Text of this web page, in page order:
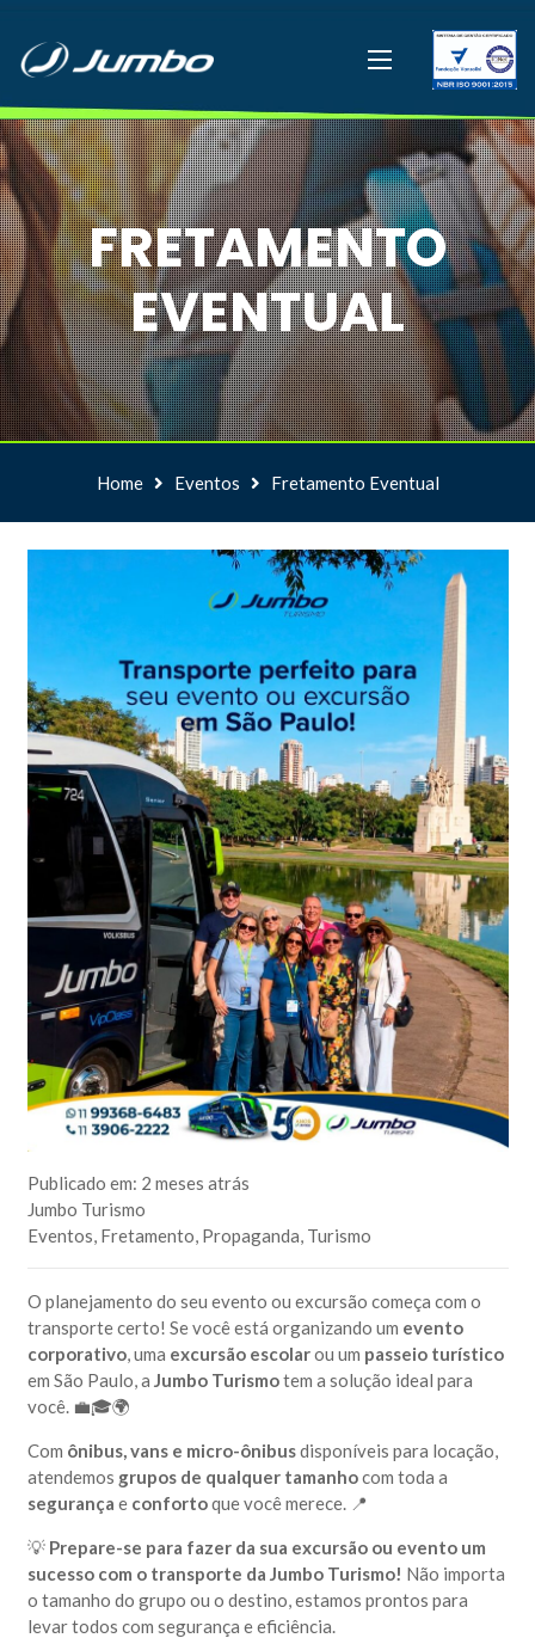
FRETAMENTO
EVENTUAL
Home Eventos Fretamento Eventual
Publicado em: 2 meses atrás
Jumbo Turismo
Eventos, Fretamento, Propaganda, Turismo
O planejamento do seu evento ou excursão começa com o
transporte certo! Se você está organizando um evento
corporativo, uma excursão escolarou um passeio turístico
em São Paulo, a Jumbo Turismotem a solução ideal para
você. 💼🎓🌍
Com ônibus, vans e micro-ônibusdisponíveis para locação,
atendemos grupos de qualquer tamanhocom toda a
segurança e confortoque você merece. 📍
💡 Prepare-se para fazer da sua excursão ou evento um
sucesso com o transporte da Jumbo Turismo! Não importa
o tamanho do grupo ou o destino, estamos prontos para
levar todos com segurança e eficiência.